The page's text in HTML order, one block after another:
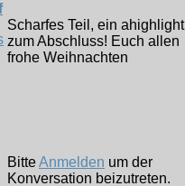
Scharfes Teil, ein ahighlight
zum Abschluss! Euch allen
frohe Weihnachten
BitteAnmelden um der
Konversation beizutreten.